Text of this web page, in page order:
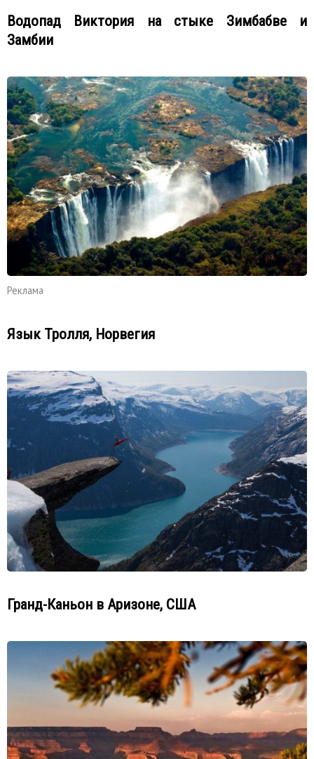
Водопад Виктория на стыке Зимбабве и
Замбии
Реклама
Язык Тролля, Норвегия
Гранд-Каньон в Аризоне, США